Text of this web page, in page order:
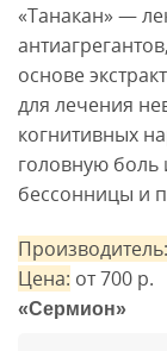
«Танакан» —
основе
для лечения
когнитивных
головную боль
бессонницы и
Производитель:
Цена: от 700 р.
«Сермион»